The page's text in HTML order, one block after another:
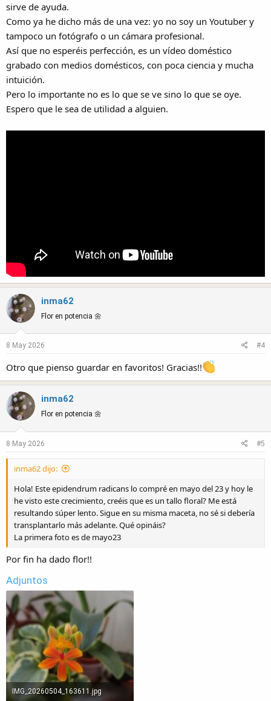
sirve de ayuda.
Como ya he dicho más de una vez: yo no soy un Youtuber y
tampoco un fotógrafo o un cámara profesional.
Así que no esperéis perfección, es un vídeo doméstico
grabado con medios domésticos, con poca ciencia y mucha
intuición.
Pero lo importante no es lo que se ve sino lo que se oye.
Espero que le sea de utilidad a alguien.
inma62
Flor en potencia 🌼
8 May 2026 #4
Otro que pienso guardar en favoritos! Gracias!!
inma62
Flor en potencia 🌼
8 May 2026 #5
inma62 dijo:
Hola! Este epidendrum radicans lo compré en mayo del 23 y hoy le
he visto este crecimiento, creéis que es un tallo floral? Me está
resultando súper lento. Sigue en su misma maceta, no sé si debería
transplantarlo más adelante. Qué opináis?
La primera foto es de mayo23
Por fin ha dado flor!!
Adjuntos
IMG_20260504_163611.jpg